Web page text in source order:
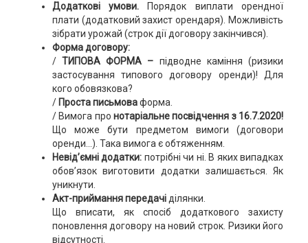
Додаткові умови. Порядок виплати орендної
плати (додатковий захист орендаря). Можливість
зібрати урожай (строк дії договору закінчився).
Формадоговору:
/ТИПОВА ФОРМА – підводне каміння (ризики
застосування типового договору оренди)! Для
кого обовязкова?
/ Проста письмоваформа.
/ Вимога про нотаріальне посвідчення з 16.7.2020!
Що може бути предметом вимоги (договори
оренди...). Така вимога є обтяженням.
Невід’ємні додатки: потрібні чи ні. В яких випадках
обов’язок виготовити додатки залишається. Як
уникнути.
Акт-приймання передачіділянки.
Що вписати, як спосіб додаткового захисту
поновлення договору на новий строк. Ризики його
відсутності.